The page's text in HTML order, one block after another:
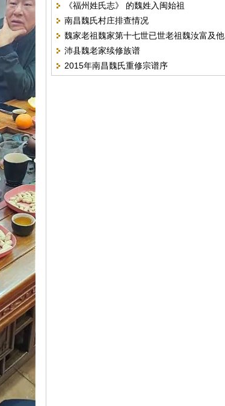
《福州姓氏志》 的魏姓入闽始祖
南昌魏氏村庄排查情况
魏家老祖魏家第十七世已世老祖魏汝富及他
人老照片。
沛县魏老家续修族谱
2015年南昌魏氏重修宗谱序